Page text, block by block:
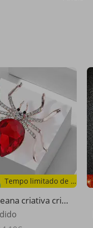
Tempo limitado de oferta
criativa crist
broche pi
jóias acessóri